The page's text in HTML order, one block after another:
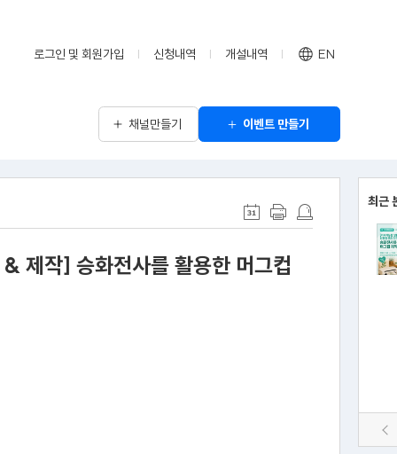
로그인 및 회원가입 신청내역 개설내역 EN
채널만들기 이벤트 만들기
최근
제작] 승화전사를 활용한 머그컵